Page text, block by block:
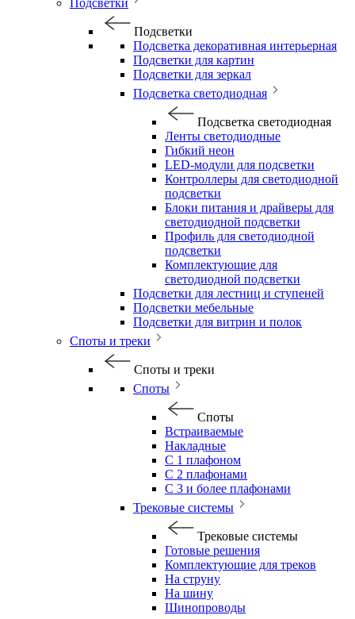
Подсветки
Подсветки
Подсветка декоративная интерьерная
Подсветки для картин
Подсветки для зеркал
Подсветка светодиодная
Подсветка светодиодная
Ленты светодиодные
Гибкий неон
LED-модули для подсветки
Контроллеры для светодиодной
подсветки
Блоки питания и драйверы для
светодиодной подсветки
Профиль для светодиодной
подсветки
Комплектующие для
светодиодной подсветки
Подсветки для лестниц и ступеней
Подсветки мебельные
Подсветки для витрин и полок
Споты и треки
Споты и треки
Споты
Споты
Встраиваемые
Накладные
С 1 плафоном
С 2 плафонами
С 3 и более плафонами
Трековые системы
Трековые системы
Готовые решения
Комплектующие для треков
На струну
На шину
Шинопроводы